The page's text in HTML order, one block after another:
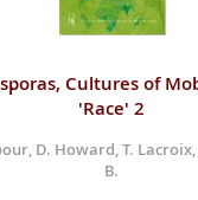
Cultures of
'Race' 2
D. Howard, T.
B.